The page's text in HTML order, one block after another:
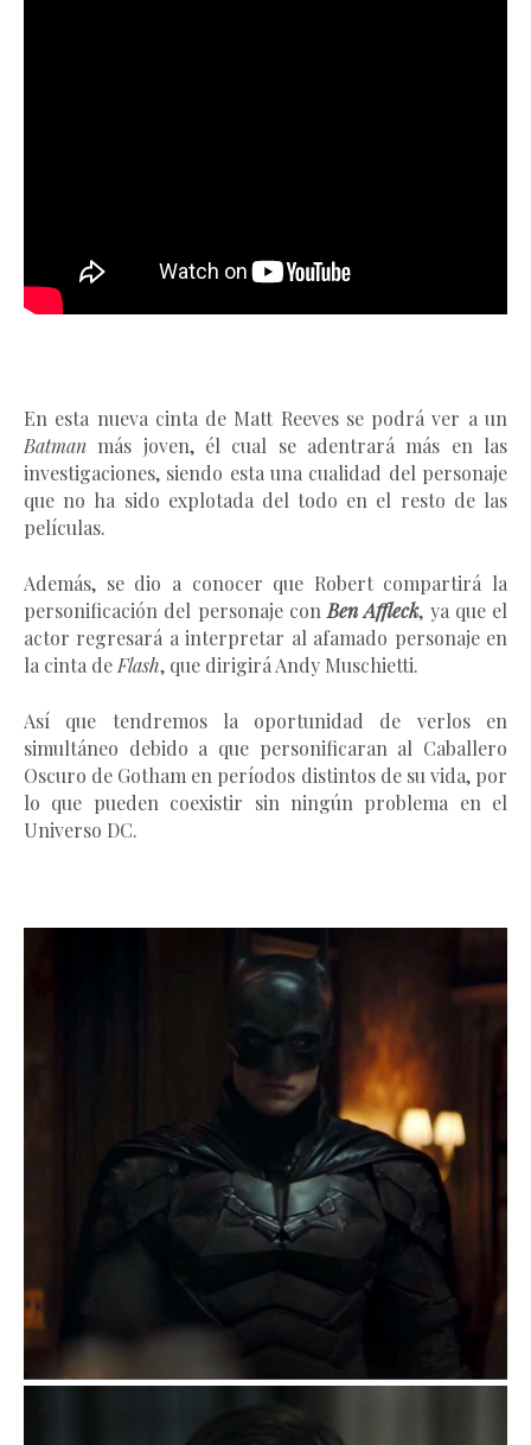
En esta nueva cinta de Matt Reeves se podrá ver a un
Batman más joven, él cual se adentrará más en las
investigaciones, siendo esta una cualidad del personaje
que no ha sido explotada del todo en el resto de las
películas.
Además, se dio a conocer que Robert compartirá la
personificación del personaje con Ben Affleck, ya que el
actor regresará a interpretar al afamado personaje en
la cinta de Flash, que dirigirá Andy Muschietti.
Así que tendremos la oportunidad de verlos en
simultáneo debido a que personificaran al Caballero
Oscuro de Gotham en períodos distintos de su vida, por
lo que pueden coexistir sin ningún problema en el
Universo DC.